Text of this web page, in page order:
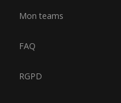
Mon teams
FAQ
RGPD